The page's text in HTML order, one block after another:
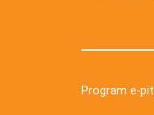
Program e-